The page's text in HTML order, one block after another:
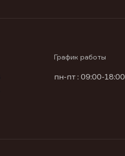
График работы
пн-пт : 09:00-18:00